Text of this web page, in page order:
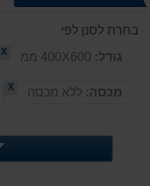
בחרת לסנן לפי
גודל:
X
מכסה: ללא מכסה X